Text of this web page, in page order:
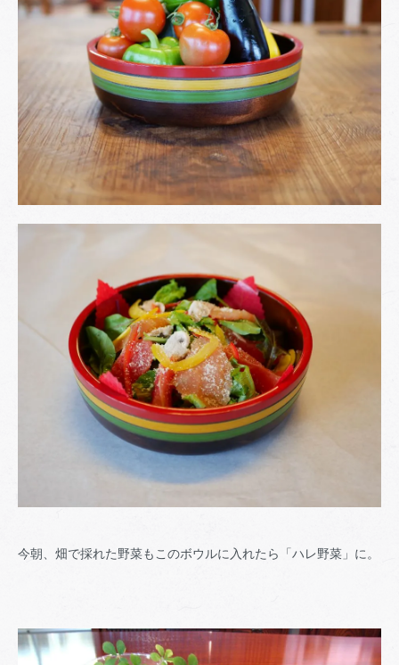
今朝、畑で採れた野菜もこのボウルに入れたら「ハレ野菜」に。